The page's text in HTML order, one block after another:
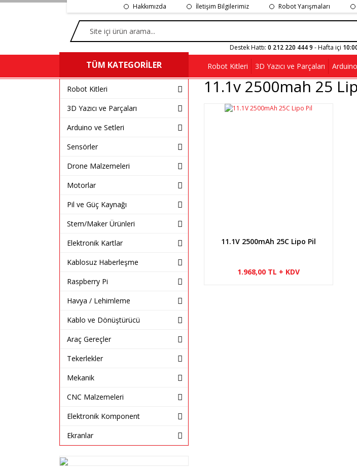
Hakkımızda İletişim Bilgilerimiz Robot Yarışmaları
Destek Hattı: 0 212 220 444 9 - Hafta içi
TÜM KATEGORİLER Robot Kitleri 3D Yazıcı ve Parçaları
Robot Kitleri
3D Yazıcı ve Parçaları
Arduino ve Setleri
Sensörler
Drone Malzemeleri
Motorlar
Pil ve Güç Kaynağı
Stem/Maker Ürünleri
Elektronik Kartlar
Kablosuz Haberleşme
Raspberry Pi
Havya / Lehimleme
Kablo ve Dönüştürücü
Araç Gereçler
Tekerlekler
Mekanik
CNC Malzemeleri
Elektronik Komponent
Ekranlar
11.1v 2500mah 25
11.1V 2500mAh 25C Lipo Pil
1.968,00 TL + KDV